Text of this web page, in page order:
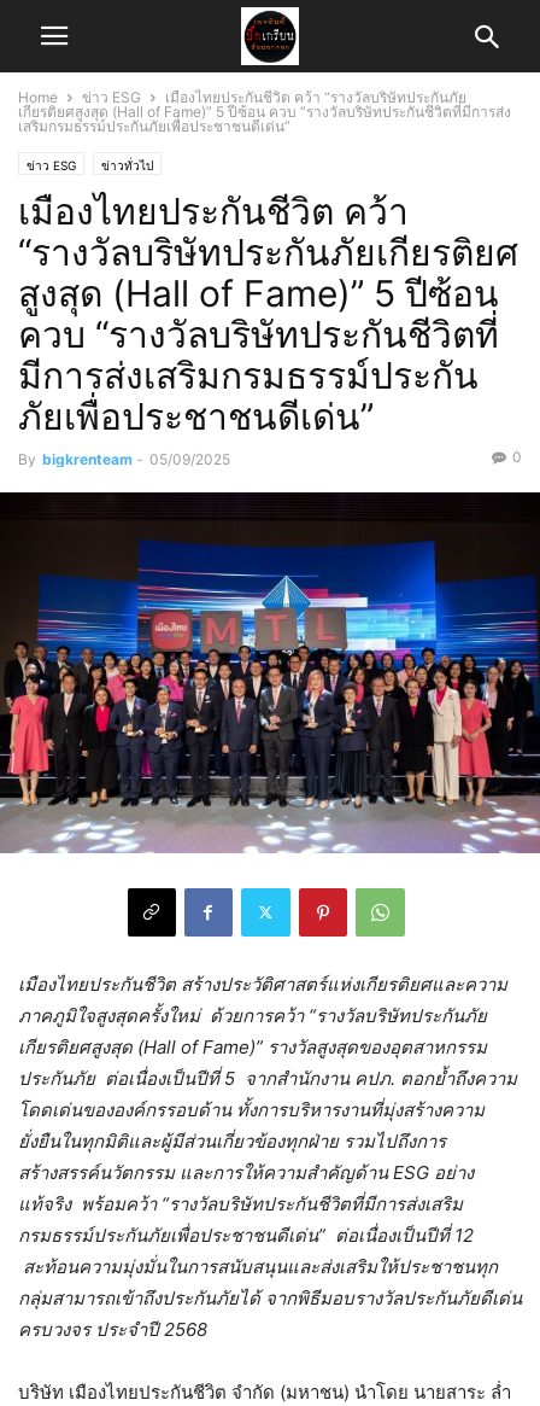
Home ข่าว ESG
เมืองไทยประกันชีวิต คว้า “รางวัลบริษัทประกันภัย
เกียรติยศสูงสุด (Hall of Fame)” 5 ปีซ้อน ควบ “รางวัลบริษัทประกันชีวิตที่มีการส่ง
เสริมกรมธรรม์ประกันภัยเพื่อประชาชนดีเด่น”
ข่าว ESG ข่าวทั่วไป
เมืองไทยประกันชีวิต คว้า
“รางวัลบริษัทประกันภัยเกียรติยศ
สูงสุด (Hall of Fame)” 5 ปีซ้อน
ควบ “รางวัลบริษัทประกันชีวิตที่
มีการส่งเสริมกรมธรรม์ประกัน
ภัยเพื่อประชาชนดีเด่น”
By bigkrenteam - 05/09/2025 0
เมืองไทยประกันชีวิต สร้างประวัติศาสตร์แห่งเกียรติยศและความ
ภาคภูมิใจสูงสุดครั้งใหม่ ด้วยการคว้า “รางวัลบริษัทประกันภัย
เกียรติยศสูงสุด (Hall of Fame)” รางวัลสูงสุดของอุตสาหกรรม
ประกันภัย ต่อเนื่องเป็นปีที่ 5 จากสำนักงาน คปภ. ตอกย้ำถึงความ
โดดเด่นขององค์กรรอบด้าน ทั้งการบริหารงานที่มุ่งสร้างความ
ยั่งยืนในทุกมิติและผู้มีส่วนเกี่ยวข้องทุกฝ่าย รวมไปถึงการ
สร้างสรรค์นวัตกรรม และการให้ความสำคัญด้าน ESG อย่าง
แท้จริง พร้อมคว้า “รางวัลบริษัทประกันชีวิตที่มีการส่งเสริม
กรมธรรม์ประกันภัยเพื่อประชาชนดีเด่น” ต่อเนื่องเป็นปีที่ 12
สะท้อนความมุ่งมั่นในการสนับสนุนและส่งเสริมให้ประชาชนทุก
กลุ่มสามารถเข้าถึงประกันภัยได้ จากพิธีมอบรางวัลประกันภัยดีเด่น
ครบวงจร ประจำปี 2568
บริษัท เมืองไทยประกันชีวิต จำกัด (มหาชน) นำโดย นายสาระ ล่ำ